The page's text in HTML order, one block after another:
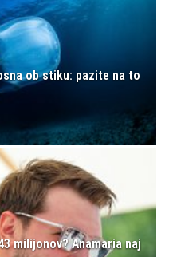
ob stiku: pazite na to
milijonov? Anamaria naj